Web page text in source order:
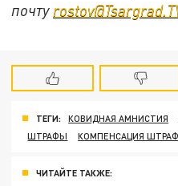
почту
ТЕГИ: КОВИДНАЯ АМНИСТИЯ
ШТРАФЫ
КОМПЕНСАЦИЯ
ЧИТАЙТЕ ТАКЖЕ: